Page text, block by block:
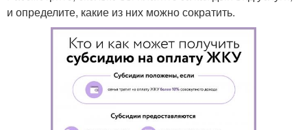
и определите, какие из них можно сократить.